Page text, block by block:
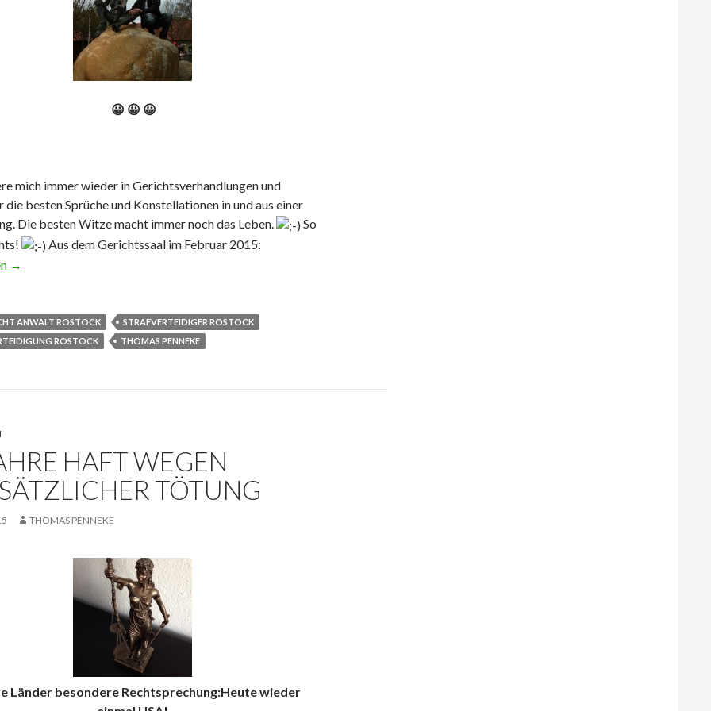
😀 😀 😀
mich immer wieder in Gerichtsverhandlungen und
die besten Sprüche und Konstellationen in und aus einer
Die besten Witze macht immer noch das Leben.
So
Aus dem Gerichtssaal im Februar 2015:
dem Gerichtssaal Februar 2015
→
ANWALT ROSTOCK
STRAFVERTEIDIGER ROSTOCK
ROSTOCK
THOMAS PENNEKE
HAFT WEGEN
TÖTUNG
THOMAS PENNEKE
Länder besondere Rechtsprechung:Heute wieder